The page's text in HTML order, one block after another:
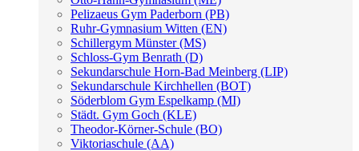
Pelizaeus Gym Paderborn (PB)
Ruhr-Gymnasium Witten (EN)
Schillergym Münster (MS)
Schloss-Gym Benrath (D)
Sekundarschule Horn-Bad Meinberg (LIP)
Sekundarschule Kirchhellen (BOT)
Söderblom Gym Espelkamp (MI)
Städt. Gym Goch (KLE)
Theodor-Körner-Schule (BO)
Viktoriaschule (AA)